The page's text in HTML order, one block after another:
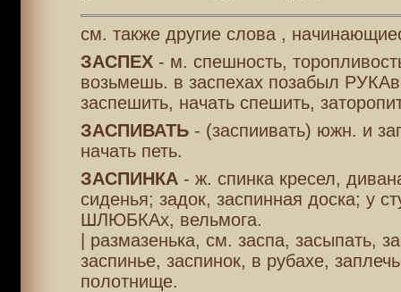
см. также другие слова ,
ЗАСПЕХ- м. спешность,
возьмешь. в заспехах позабыл
заспешить, начать спешить,
ЗАСПИВАТЬ- (заспиивать) южн. и
начать петь.
ЗАСПИНКА- ж. спинка кресел,
сиденья; задок, заспинная доска; у
ШЛЮБКАх, вельмога.
| размазенька, см. заспа, засыпать,
заспинье, заспинок, в рубахе,
полотнище.